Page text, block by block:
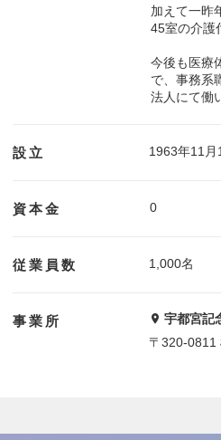
加えて一昨
45室の介護
今後も医療
で、事務系
法人にて働
設立 1963年11月
資本金 0
従業員数 1,000名
事業所
宇都宮記
〒320-0811